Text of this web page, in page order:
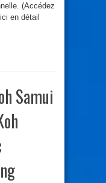
(Accédez
en détail
Samui